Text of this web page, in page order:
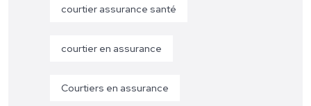
courtier assurance santé
courtier en assurance
Courtiers en assurance